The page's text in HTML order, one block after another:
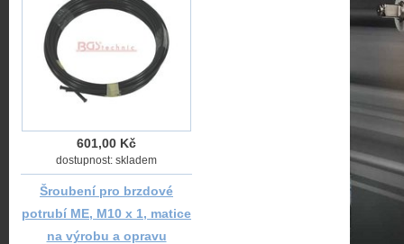
601,00 Kč
dostupnost: skladem
Šroubení pro brzdové
potrubí ME, M10 x 1, matice
na výrobu a opravu